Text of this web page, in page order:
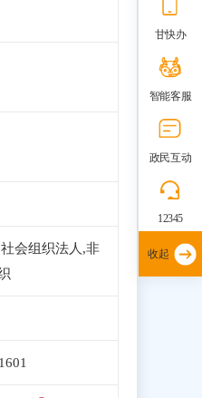
会组织法人,非
甘快办
智能客服
政民互动
12345
收起